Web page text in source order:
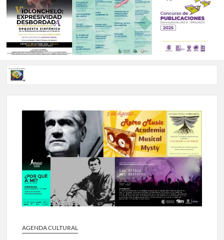
Voces de Papel Parral, edición especial Coyame del Sotol
Voces de papel Parral edición Carlos Montemayor #35
A 18 años de su partida, Teatro Bárbaro rinde homenaje a
Víctor Hugo Rascón Banda con Voces en el umbral
AGENDA CULTURAL